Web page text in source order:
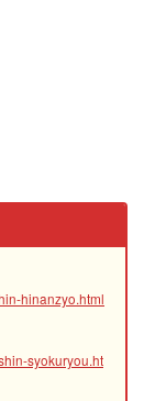
hinanzyo.html
syokuryou.ht